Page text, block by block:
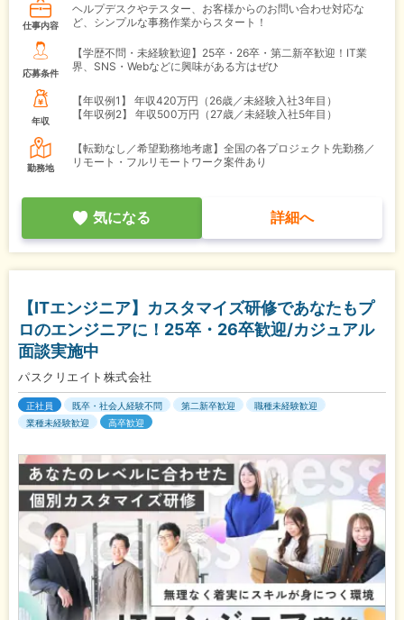
仕事内容
ヘルプデスクやテスター、お客様からのお問い合わせ対応な
ど、シンプルな事務作業からスタート！
応募条件
【学歴不問・未経験歓迎】25卒・26卒・第二新卒歓迎！IT業
界、SNS・Webなどに興味がある方はぜひ
年収
【年収例1】
年収420万円（26歳／未経験入社3年目）
【年収例2】
年収500万円（27歳／未経験入社5年目）
勤務地
【転勤なし／希望勤務地考慮】全国の各プロジェクト先勤務／
リモート・フルリモートワーク案件あり
気になる 詳細へ
【ITエンジニア】カスタマイズ研修であなたもプ
ロのエンジニアに！25卒・26卒歓迎/カジュアル
面談実施中
パスクリエイト株式会社
正社員 既卒・社会人経験不問 第二新卒歓迎
職種未経験歓迎
業種未経験歓迎
高卒歓迎